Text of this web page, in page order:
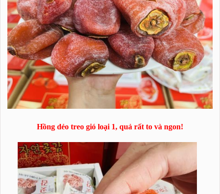
Hồng dẻo treo gió loại 1, quả rất to và ngon!